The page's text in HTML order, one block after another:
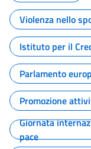
Violenza nello
Istituto per il
Parlamento
Promozione
Giornata
pace